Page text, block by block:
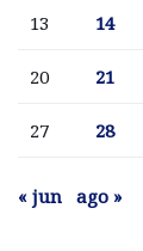
13 14
20 21
27 28
« jun ago »